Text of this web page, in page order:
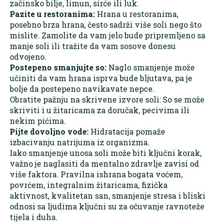
začinsko bilje, limun, sirće ili luk.
Pazite u restoranima: Hrana u restoranima,
posebno brza hrana, često sadrži više soli nego što
mislite. Zamolite da vam jelo bude pripremljeno sa
manje soli ili tražite da vam sosove donesu
odvojeno.
Postepeno smanjujte so: Naglo smanjenje može
učiniti da vam hrana isprva bude bljutava, pa je
bolje da postepeno navikavate nepce.
Obratite pažnju na skrivene izvore soli: So se može
skriviti i u žitaricama za doručak, pecivima ili
nekim pićima.
Pijte dovoljno vode: Hidratacija pomaže
izbacivanju natrijuma iz organizma.
Iako smanjenje unosa soli može biti ključni korak,
važno je naglasiti da mentalno zdravlje zavisi od
više faktora. Pravilna ishrana bogata voćem,
povrćem, integralnim žitaricama, fizička
aktivnost, kvalitetan san, smanjenje stresa i bliski
odnosi sa ljudima ključni su za očuvanje ravnoteže
tijela i duha.